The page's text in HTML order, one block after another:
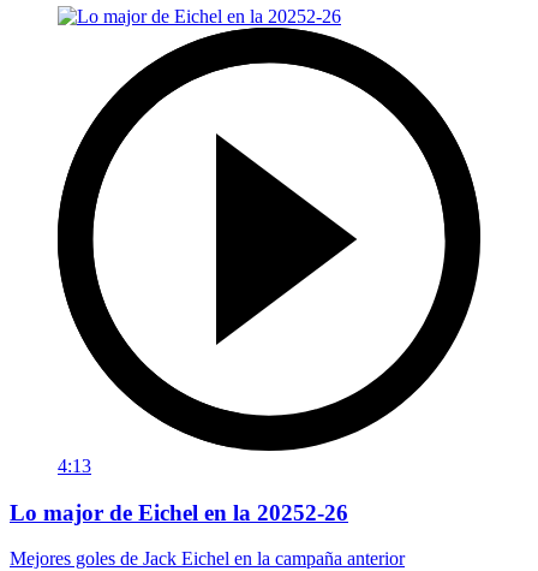
4:13
Lo major de Eichel en la 20252-26
Mejores goles de Jack Eichel en la campaña anterior